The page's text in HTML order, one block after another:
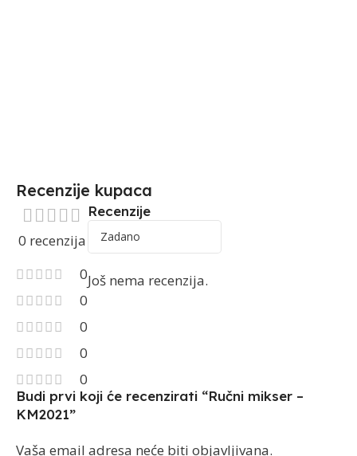
Recenzije kupaca
0 recenzija
0
0
0
0
0
Recenzije
Još nema recenzija.
Budi prvi koji će recenzirati “Ručni mikser –
KM2021”
Vaša email adresa neće biti objavljivana.